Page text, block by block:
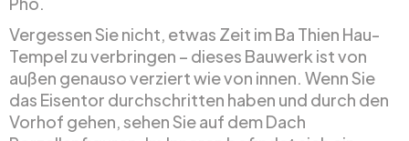
Vergessen Sie nicht, etwas Zeit im Ba Thien Hau-
Tempel zu verbringen – dieses Bauwerk ist von
außen genauso verziert wie von innen. Wenn Sie
das Eisentor durchschritten haben und durch den
Vorhof gehen, sehen Sie auf dem Dach